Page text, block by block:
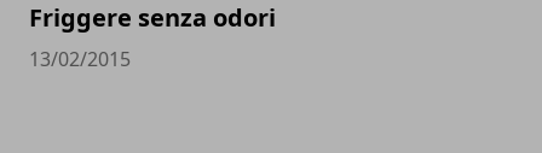
Friggere senza odori
13/02/2015